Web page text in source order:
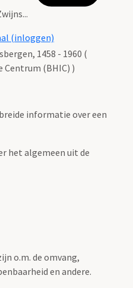
(inloggen)
1458 - 1960 (
(BHIC) )
informatie over een
het algemeen uit de
o.m. de omvang,
en andere.